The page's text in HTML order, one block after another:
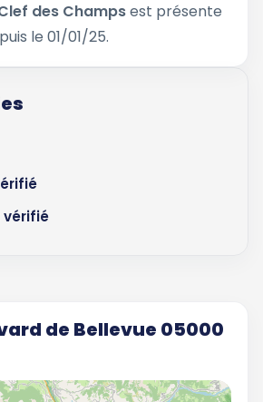
des Champsest présente
le 01/01/25.
vérifié
de Bellevue 05000